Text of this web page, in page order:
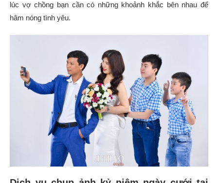
lúc vợ chồng bạn cần có những khoảnh khắc bên nhau để
hâm nóng tình yêu.